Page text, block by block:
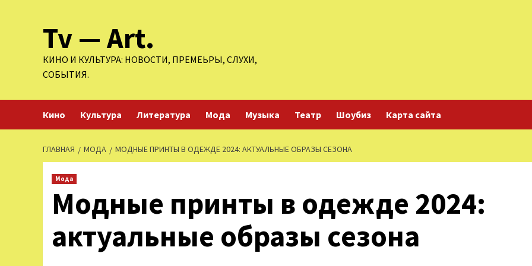
содержимомуTv — Art.
КИНО И КУЛЬТУРА: НОВОСТИ, ПРЕМЕЬРЫ, СЛУХИ,
СОБЫТИЯ.
Кино Культура Литература Мода Музыка Театр Шоубиз Карта сайта
ГЛАВНАЯ МОДА МОДНЫЕ ПРИНТЫ В ОДЕЖДЕ 2024: АКТУАЛЬНЫЕ ОБРАЗЫ СЕЗОНА
Мода
Модные принты в одежде 2024:
актуальные образы сезона